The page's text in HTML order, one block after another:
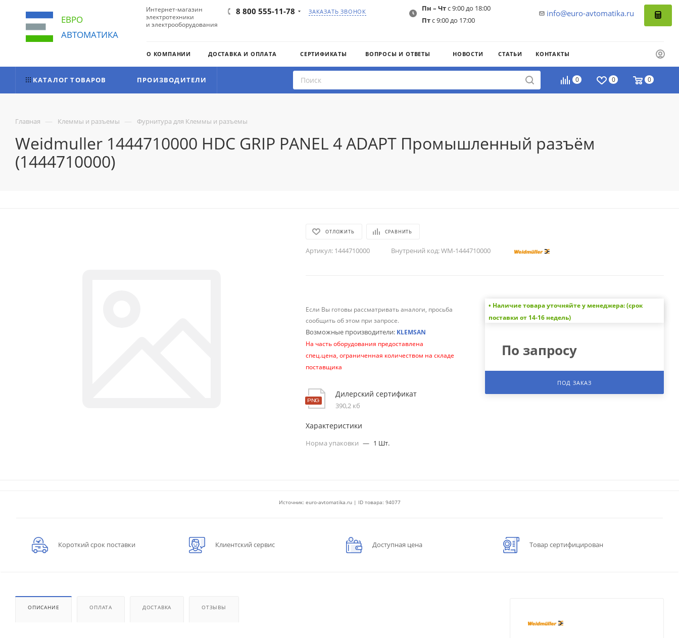
ЕВРО
АВТОМАТИКА
Интернет-магазин
электротехники
и электрооборудования
8 800 555-11-78 ЗАКАЗАТЬ ЗВОНОК info@euro-avtomatika.ru
Пн – Чтс 9:00 до 18:00
Птс 9:00 до 17:00
О КОМПАНИИ ДОСТАВКА И ОПЛАТА СЕРТИФИКАТЫ ВОПРОСЫ И ОТВЕТЫ НОВОСТИ СТАТЬИ КОНТАКТЫ
0 0 0
КАТАЛОГ ТОВАРОВ ПРОИЗВОДИТЕЛИ
Главная — Клеммы и разъемы — Фурнитура для Клеммы и разъемы
Weidmuller 1444710000 HDC GRIP PANEL 4 ADAPT Промышленный разъём
(1444710000)
ОТЛОЖИТЬ СРАВНИТЬ
Артикул: 1444710000 Внутрений код:WM-1444710000
Если Вы готовы рассматривать аналоги, просьба
сообщить об этом при запросе.
Возможные производители: KLEMSAN
На часть оборудования предоставлена
спец.цена, ограниченная количеством на складе
поставщика
Дилерский сертификат
390,2 кб
Характеристики
Норма упаковки — 1 Шт.
• Наличие товара уточняйте у менеджера: (срок
поставки от 14-16 недель)
По запросу
ПОД ЗАКАЗ
Источник: euro-avtomatika.ru | ID товара: 94077
Короткий срок поставки Клиентский сервис Доступная цена Товар сертифицирован
ОПИСАНИЕ ОПЛАТА ДОСТАВКА ОТЗЫВЫ